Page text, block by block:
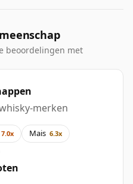
beoordelingen met
merken
7.0x Mais 6.3x